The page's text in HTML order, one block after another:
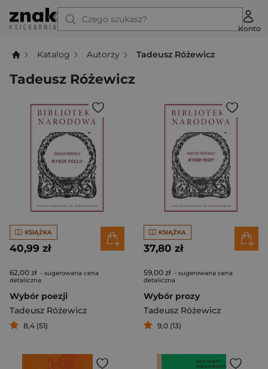
Czego szukasz?
Konto
Katalog Autorzy Tadeusz Różewicz
Tadeusz Różewicz
KSIĄŻKA
40,99 zł
62,00 zł - sugerowana cena
detaliczna
Wybór poezji
Tadeusz Różewicz
8,4 (51)
KSIĄŻKA
37,80 zł
59,00 zł - sugerowana cena
detaliczna
Wybór prozy
Tadeusz Różewicz
9,0 (13)